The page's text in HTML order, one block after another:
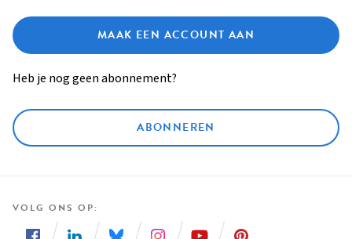
MAAK EEN ACCOUNT AAN
Heb je nog geen abonnement?
ABONNEREN
VOLG ONS OP